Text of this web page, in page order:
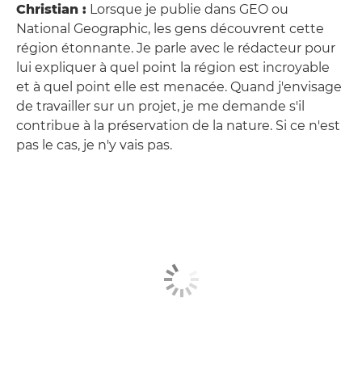
Christian : Lorsque je publie dans GEO ou
National Geographic, les gens découvrent cette
région étonnante. Je parle avec le rédacteur pour
lui expliquer à quel point la région est incroyable
et à quel point elle est menacée. Quand j'envisage
de travailler sur un projet, je me demande s'il
contribue à la préservation de la nature. Si ce n'est
pas le cas, je n'y vais pas.